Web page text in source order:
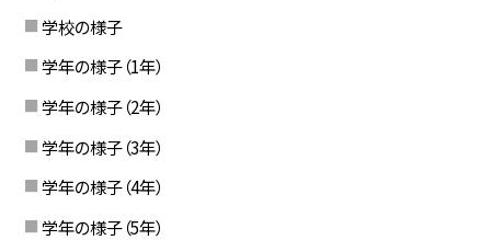
学校の様子
学年の様子（1年）
学年の様子（2年）
学年の様子（3年）
学年の様子（4年）
学年の様子（5年）